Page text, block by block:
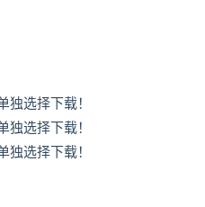
独选择下载！
独选择下载！
独选择下载！